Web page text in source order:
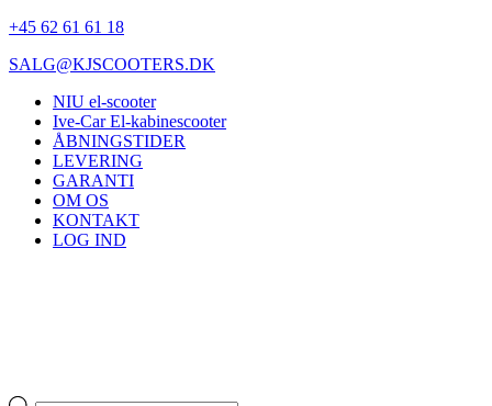
+45 62 61 61 18
SALG@KJSCOOTERS.DK
NIU el-scooter
Ive-Car El-kabinescooter
ÅBNINGSTIDER
LEVERING
GARANTI
OM OS
KONTAKT
LOG IND